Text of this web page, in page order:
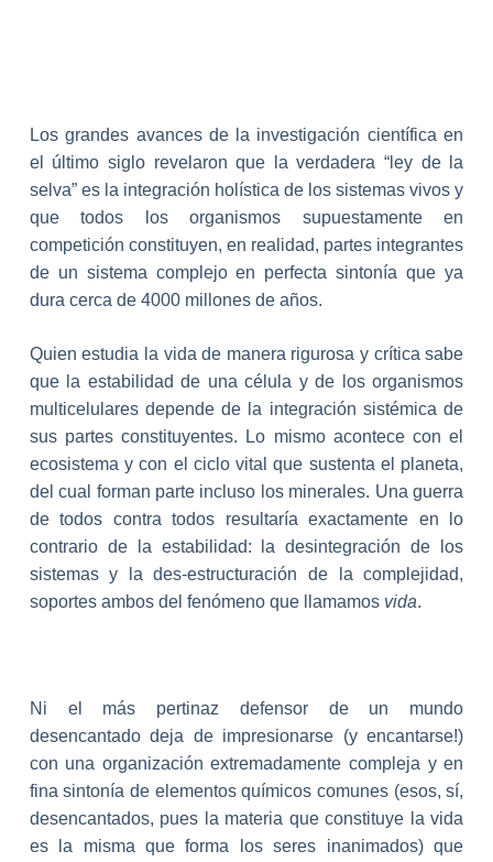
Los grandes avances de la investigación científica en
el último siglo revelaron que la verdadera “ley de la
selva” es la integración holística de los sistemas vivos y
que todos los organismos supuestamente en
competición constituyen, en realidad, partes integrantes
de un sistema complejo en perfecta sintonía que ya
dura cerca de 4000 millones de años.
Quien estudia la vida de manera rigurosa y crítica sabe
que la estabilidad de una célula y de los organismos
multicelulares depende de la integración sistémica de
sus partes constituyentes. Lo mismo acontece con el
ecosistema y con el ciclo vital que sustenta el planeta,
del cual forman parte incluso los minerales. Una guerra
de todos contra todos resultaría exactamente en lo
contrario de la estabilidad: la desintegración de los
sistemas y la des-estructuración de la complejidad,
soportes ambos del fenómeno que llamamos vida.
Ni el más pertinaz defensor de un mundo
desencantado deja de impresionarse (y encantarse!)
con una organización extremadamente compleja y en
fina sintonía de elementos químicos comunes (esos, sí,
desencantados, pues la materia que constituye la vida
es la misma que forma los seres inanimados) que